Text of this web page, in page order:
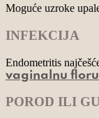
Moguće uzroke
INFEKCIJA
Endometritis
vaginalnu floru
POROD ILI